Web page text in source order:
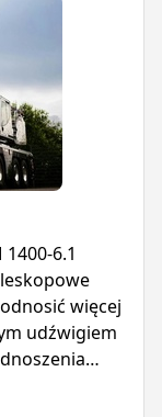
6.1
więcej
udźwigiem